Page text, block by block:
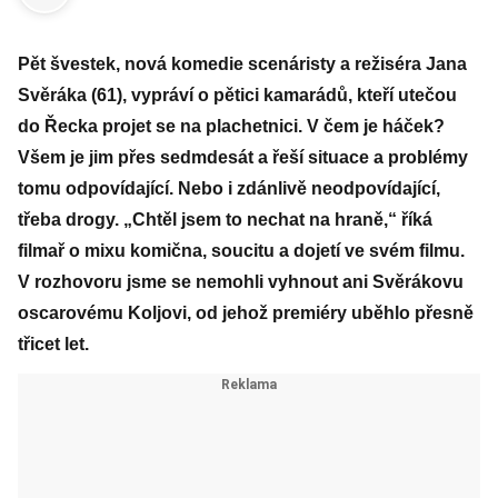
Pět švestek, nová komedie scenáristy a režiséra Jana
Svěráka (61), vypráví o pětici kamarádů, kteří utečou
do Řecka projet se na plachetnici. V čem je háček?
Všem je jim přes sedmdesát a řeší situace a problémy
tomu odpovídající. Nebo i zdánlivě neodpovídající,
třeba drogy. „Chtěl jsem to nechat na hraně,“ říká
filmař o mixu komična, soucitu a dojetí ve svém filmu.
V rozhovoru jsme se nemohli vyhnout ani Svěrákovu
oscarovému Koljovi, od jehož premiéry uběhlo přesně
třicet let.